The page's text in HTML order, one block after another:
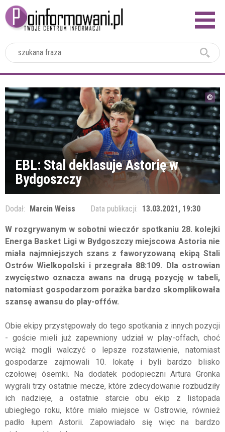
EBL: Stal deklasuje Astorię w
Bydgoszczy
Dodał: Marcin Weiss Data publikacji: 13.03.2021, 19:30
W rozgrywanym w sobotni wieczór spotkaniu 28. kolejki
Energa Basket Ligi w Bydgoszczy miejscowa Astoria nie
miała najmniejszych szans z faworyzowaną ekipą Stali
Ostrów Wielkopolski i przegrała 88:109. Dla ostrowian
zwycięstwo oznacza awans na drugą pozycję w tabeli,
natomiast gospodarzom porażka bardzo skomplikowała
szansę awansu do play-offów.
Obie ekipy przystępowały do tego spotkania z innych pozycji
- goście mieli już zapewniony udział w play-offach, choć
wciąż mogli walczyć o lepsze rozstawienie, natomiast
gospodarze zajmowali 10. lokatę i byli bardzo blisko
czołowej ósemki. Na dodatek podopieczni Artura Gronka
wygrali trzy ostatnie mecze, które zdecydowanie rozbudziły
ich nadzieje, a ostatnie starcie obu ekip z listopada
ubiegłego roku, które miało miejsce w Ostrowie, również
padło łupem Astorii. Zapowiadało się więc na bardzo